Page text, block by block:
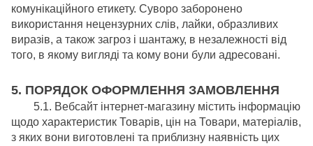
комунікаційного етикету. Суворо заборонено
використання нецензурних слів, лайки, образливих
виразів, а також загроз і шантажу, в незалежності від
того, в якому вигляді та кому вони були адресовані.
5. ПОРЯДОК ОФОРМЛЕННЯ ЗАМОВЛЕННЯ
5.1. Вебсайт інтернет-магазину містить інформацію
щодо характеристик Товарів, цін на Товари, матеріалів,
з яких вони виготовлені та приблизну наявність цих